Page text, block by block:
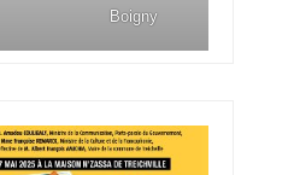
Boigny